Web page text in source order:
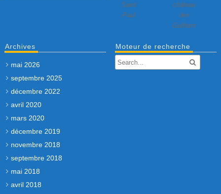
Saint
Paul
château
des
Guilhem
Archives
mai 2026
septembre 2025
décembre 2022
avril 2020
mars 2020
décembre 2019
novembre 2018
septembre 2018
mai 2018
avril 2018
Moteur de recherche